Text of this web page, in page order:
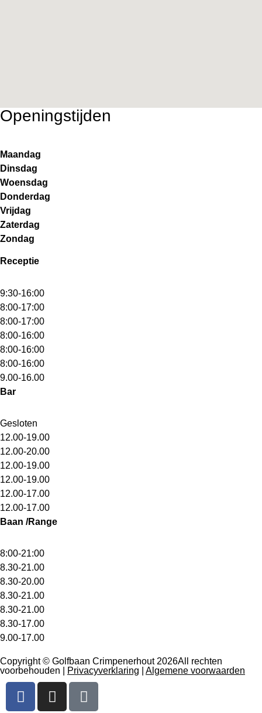
Openingstijden
Maandag
Dinsdag
Woensdag
Donderdag
Vrijdag
Zaterdag
Zondag
Receptie
9:30-16:00
8:00-17:00
8:00-17:00
8:00-16:00
8:00-16:00
8:00-16:00
9.00-16.00
Bar
Gesloten
12.00-19.00
12.00-20.00
12.00-19.00
12.00-19.00
12.00-17.00
12.00-17.00
Baan /Range
8:00-21:00
8.30-21.00
8.30-20.00
8.30-21.00
8.30-21.00
8.30-17.00
9.00-17.00
Copyright © Golfbaan Crimpenerhout 2026All rechten
voorbehouden |
Privacyverklaring Algemene voorwaarden